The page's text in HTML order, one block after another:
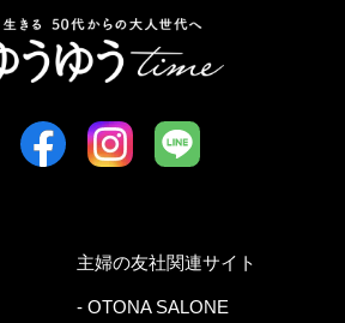
主婦の友社関連サイト
- OTONA SALONE